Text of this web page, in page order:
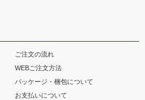
ご注文の流れ
WEBご注文方法
パッケージ・梱包について
お支払いについて